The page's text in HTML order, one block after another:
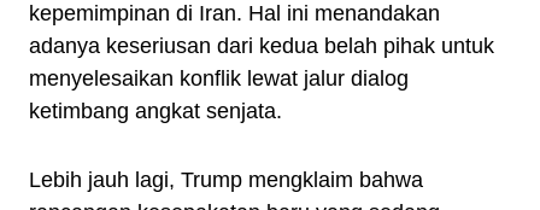
kepemimpinan di Iran. Hal ini menandakan
adanya keseriusan dari kedua belah pihak untuk
menyelesaikan konflik lewat jalur dialog
ketimbang angkat senjata.
Lebih jauh lagi, Trump mengklaim bahwa